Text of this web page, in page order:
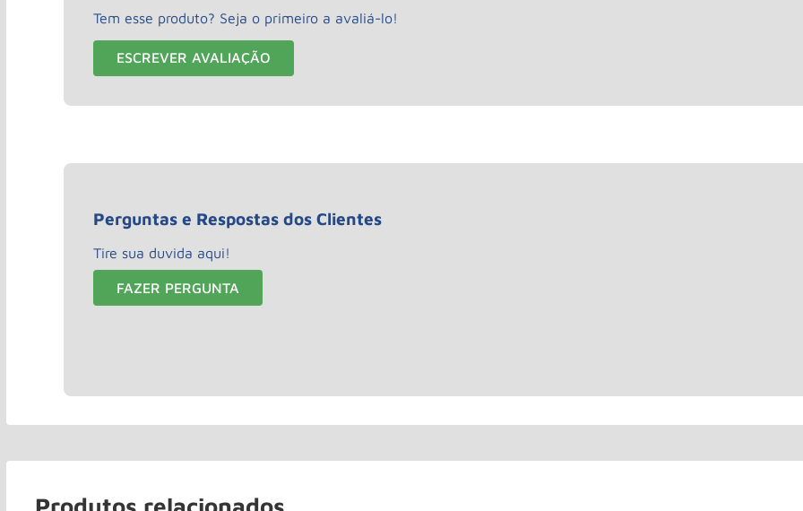
Tem esse produto? Seja o primeiro a avaliá-lo!
ESCREVER AVALIAÇÃO
Perguntas e Respostas dos Clientes
Tire sua duvida aqui!
FAZER PERGUNTA